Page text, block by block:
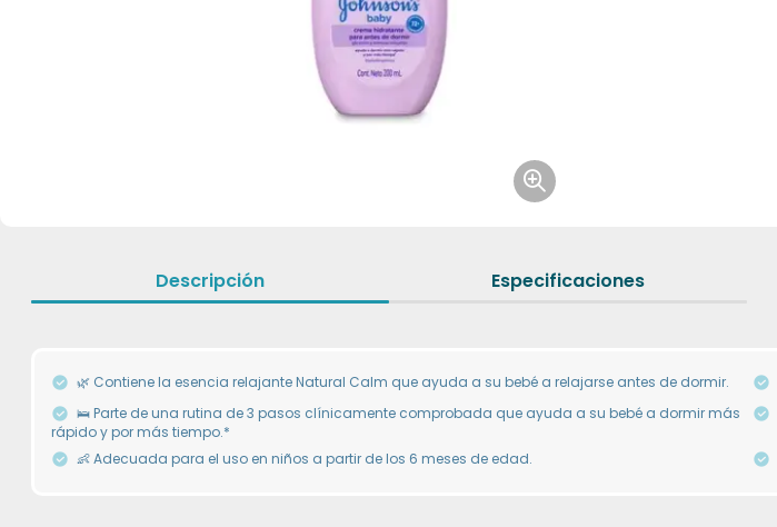
Icon of magnifying-glass-plus
Descripción Especificaciones
🌿 Contiene la esencia relajante Natural Calm que ayuda a su bebé a relajarse antes de dormir.
🛌 Parte de una rutina de 3 pasos clínicamente comprobada que ayuda a su bebé a dormir más
rápido y por más tiempo.*
👶 Adecuada para el uso en niños a partir de los 6 meses de edad.